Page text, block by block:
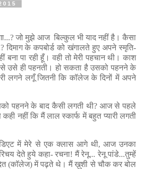
जो मुझे आज बिल्कुल भी याद नहीं है। कैसा
दिमाग के कपबोर्ड को खंगालते हुए अपने स्मृति-
बना पा रही हूँ। वही तो मेरी पहचान थी। काश
से उसे ही पहनती। हो सकता है उसको पहनने के
लगने लगूँ जितनी कि कॉलेज के दिनों में अपने
पहनने के बाद कैसी लगती थी? आज से पहले
नहीं कि मैं लाल स्कार्फ में बहुत प्यारी लगती
में मेरे से एक क्लास आगे थी, आज उनका
देते हुये कहा- रचना! मैं रेनू... रेनू पांडे...तुम्हें
(कॉलेज) में पढ़ते थे। मैं ख़ुशी से चौक कर बोल